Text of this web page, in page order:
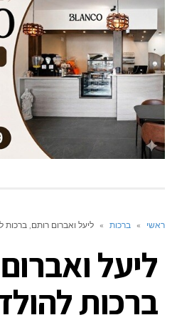
ראשי » ברכות » ליעל ואברום רותם, ברכות
ליעל
ברכות